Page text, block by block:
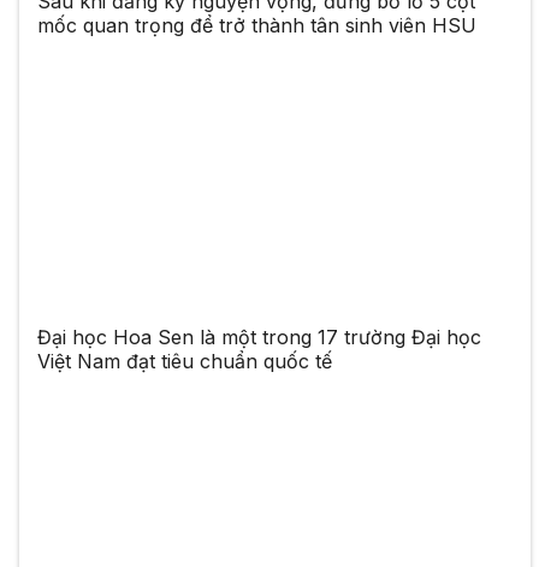
mốc quan trọng để trở thành tân sinh viên HSU
Đại học Hoa Sen là một trong 17 trường Đại học
Việt Nam đạt tiêu chuẩn quốc tế